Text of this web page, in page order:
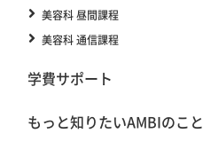
美容科 昼間課程
美容科 通信課程
学費サポート
もっと知りたいAMBIのこと